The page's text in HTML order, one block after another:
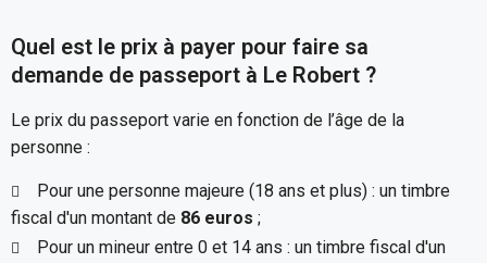
Quel est le prix à payer pour faire sa
demande de passeport à Le Robert ?
Le prix du passeport varie en fonction de l’âge de la
personne :
Pour une personne majeure (18 ans et plus) : un timbre
fiscal d'un montant de 86 euros ;
Pour un mineur entre 0 et 14 ans : un timbre fiscal d'un